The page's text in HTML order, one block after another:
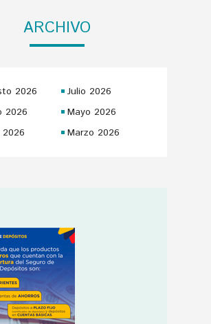
ARCHIVO
2026
Julio 2026
2026
Mayo 2026
Marzo 2026